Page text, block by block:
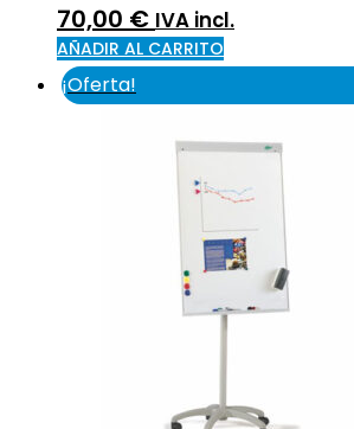
70,00 € IVA incl.
AÑADIR AL CARRITO
¡Oferta!